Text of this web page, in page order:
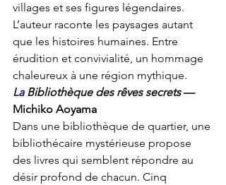
villages et ses figures légendaires.
L’auteur raconte les paysages autant
que les histoires humaines. Entre
érudition et convivialité, un hommage
chaleureux à une région mythique.
La Bibliothèque des rêves secrets —
Michiko Aoyama
Dans une bibliothèque de quartier, une
bibliothécaire mystérieuse propose
des livres qui semblent répondre au
désir profond de chacun. Cinq